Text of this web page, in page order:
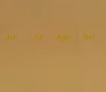
Jun Jul Ago Set